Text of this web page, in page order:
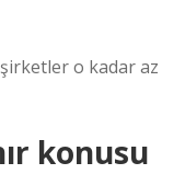
o kadar az
konusu